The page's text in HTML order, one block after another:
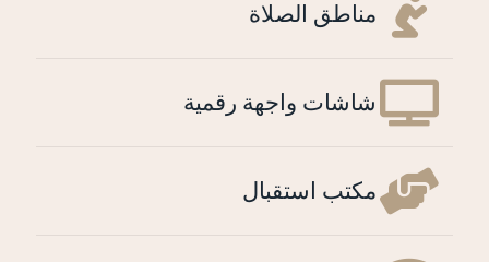
مناطق الصلاة
شاشات واجهة رقمية
مكتب استقبال